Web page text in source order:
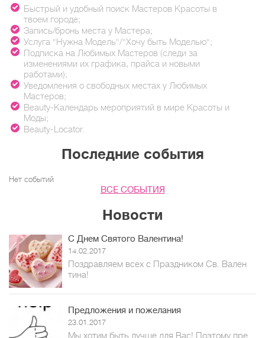
Быстрый и удобный поиск Мастеров Красоты в
твоем городе;
Запись/бронь места у Мастера;
Услуга "Нужна Модель"/"Хочу быть Моделью";
Подписка на Любимых Мастеров (следи за
изменениями их графика, прайса и новыми
работами);
Уведомления о свободных местах у Любимых
Мастеров;
Beauty-Календарь мероприятий в мире Красоты и
Моды;
Beauty-Locator.
Последние события
Нет событий
ВСЕ СОБЫТИЯ
Новости
С Днем Святого Валентина!
14.02.2017
Поздравляем всех с Праздником Св. Вален
тина!
Предложения и пожелания
23.01.2017
Мы хотим быть лучше для Вас! Поэтому пре